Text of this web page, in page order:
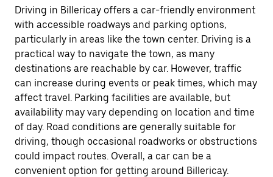
Driving in Billericay offers a car-friendly environment
with accessible roadways and parking options,
particularly in areas like the town center. Driving is a
practical way to navigate the town, as many
destinations are reachable by car. However, traffic
can increase during events or peak times, which may
affect travel. Parking facilities are available, but
availability may vary depending on location and time
of day. Road conditions are generally suitable for
driving, though occasional roadworks or obstructions
could impact routes. Overall, a car can be a
convenient option for getting around Billericay.